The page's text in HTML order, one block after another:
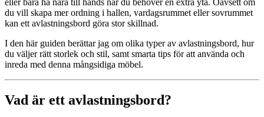
eller bara ha nära till hands när du behöver en extra yta. Oavsett om
du vill skapa mer ordning i hallen, vardagsrummet eller sovrummet
kan ett avlastningsbord göra stor skillnad.
I den här guiden berättar jag om olika typer av avlastningsbord, hur
du väljer rätt storlek och stil, samt smarta tips för att använda och
inreda med denna mångsidiga möbel.
Vad är ett avlastningsbord?